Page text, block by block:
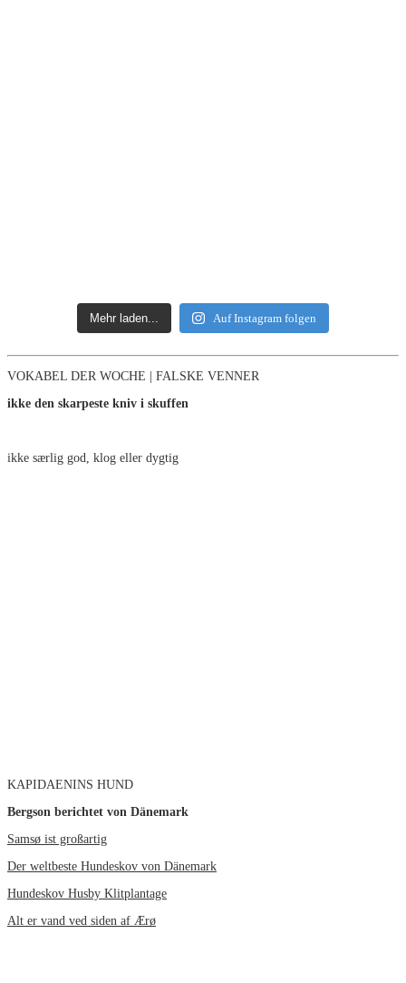
Mehr laden... Auf Instagram folgen
VOKABEL DER WOCHE | FALSKE VENNER
ikke den skarpeste kniv i skuffen
ikke særlig god, klog eller dygtig
KAPIDAENINS HUND
Bergson berichtet von Dänemark
Samsø ist großartig
Der weltbeste Hundeskov von Dänemark
Hundeskov Husby Klitplantage
Alt er vand ved siden af Ærø